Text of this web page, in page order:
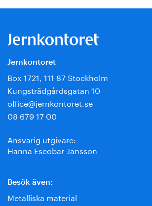
Jernkontoret
Box 1721, 111 87 Stockholm
Kungsträdgårdsgatan 10
office@jernkontoret.se
08 679 17 00
Ansvarig utgivare:
Hanna Escobar-Jansson
Besök även:
Metalliska material